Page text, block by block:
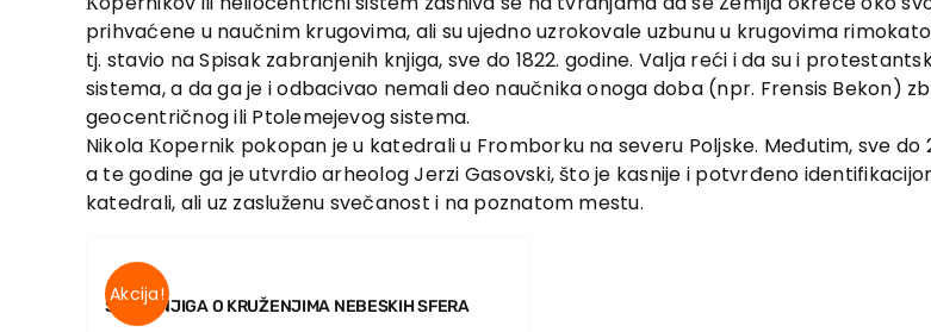
prihvaćene u naučnim krugovima, ali su ujedno uzrokovale uzbunu u krugovima
tj. stavio na Spisak zabranjenih knjiga, sve do 1822. godine. Valja reći i da su i
sistema, a da ga je i odbacivao nemali deo naučnika onoga doba (npr. Frensis Bekon)
geocentričnog ili Ptolemejevog sistema.
Nikola Кopernik pokopan je u katedrali u Fromborku na severu Poljske. Međutim, sve
a te godine ga je utvrdio arheolog Jerzi Gasovski, što je kasnije i potvrđeno
katedrali, ali uz zasluženu svečanost i na poznatom mestu.
Akcija!
ŠEST KNJIGA O KRUŽENJIMA NEBESKIH SFERA